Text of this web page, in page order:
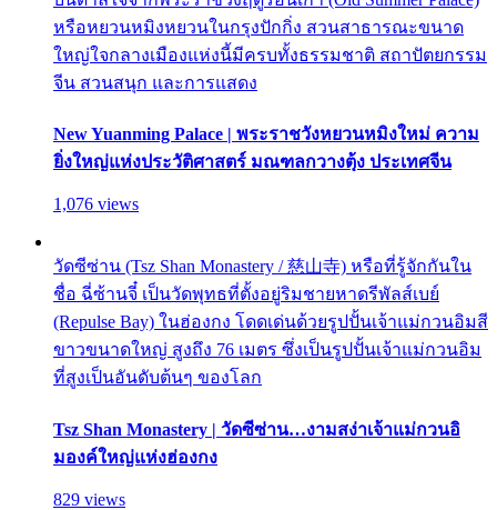
หรือหยวนหมิงหยวนในกรุงปักกิ่ง สวนสาธารณะขนาด
ใหญ่ใจกลางเมืองแห่งนี้มีครบทั้งธรรมชาติ สถาปัตยกรรม
จีน สวนสนุก และการแสดง
New Yuanming Palace | พระราชวังหยวนหมิงใหม่ ความ
ยิ่งใหญ่แห่งประวัติศาสตร์ มณฑลกวางตุ้ง ประเทศจีน
1,076 views
วัดซีซ่าน (Tsz Shan Monastery / 慈山寺) หรือที่รู้จักกันใน
ชื่อ ฉี่ซ้านจี๋ เป็นวัดพุทธที่ตั้งอยู่ริมชายหาดรีพัลส์เบย์
(Repulse Bay) ในฮ่องกง โดดเด่นด้วยรูปปั้นเจ้าแม่กวนอิมสี
ขาวขนาดใหญ่ สูงถึง 76 เมตร ซึ่งเป็นรูปปั้นเจ้าแม่กวนอิม
ที่สูงเป็นอันดับต้นๆ ของโลก
Tsz Shan Monastery | วัดซีซ่าน…งามสง่าเจ้าแม่กวนอิ
มองค์ใหญ่แห่งฮ่องกง
829 views